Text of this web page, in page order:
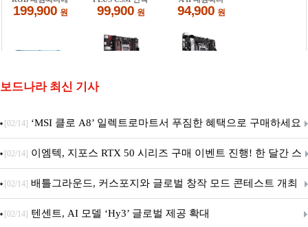
보드나라 최신 기사
[02/14] ‘MSI 클로 A8’ 일렉트로마트서 푸짐한 혜택으로 구매하세요
[02/14] 이엠텍, 지포스 RTX 50 시리즈 구매 이벤트 진행! 한 달간 스
팀 월렛부터 PALIT 지포스 RTX 5060 DUAL까지 증정
[02/14] 배틀그라운드, 커스포지와 글로벌 창작 모드 콘테스트 개최
[02/14] 텐센트, AI 모델 ‘Hy3’ 글로벌 제공 확대